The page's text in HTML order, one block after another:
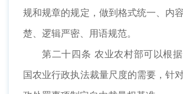
规和规章的规定，做到格式统一、内
楚、逻辑严密、用语规范。
第二十四条 农业农村部可以根
国农业行政执法裁量尺度的需要，针